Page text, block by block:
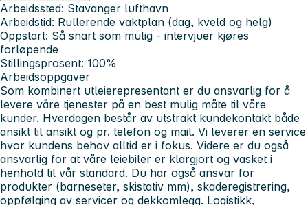
Arbeidssted: Stavanger lufthavn
Arbeidstid: Rullerende vaktplan (dag, kveld og helg)
Oppstart: Så snart som mulig - intervjuer kjøres
forløpende
Stillingsprosent: 100%
Arbeidsoppgaver
Som kombinert utleierepresentant er du ansvarlig for å
levere våre tjenester på en best mulig måte til våre
kunder. Hverdagen består av utstrakt kundekontakt både
ansikt til ansikt og pr. telefon og mail. Vi leverer en service
hvor kundens behov alltid er i fokus. Videre er du også
ansvarlig for at våre leiebiler er klargjort og vasket i
henhold til vår standard. Du har også ansvar for
produkter (barneseter, skistativ mm), skaderegistrering,
oppfølging av servicer og dekkomlegg. Logistikk,